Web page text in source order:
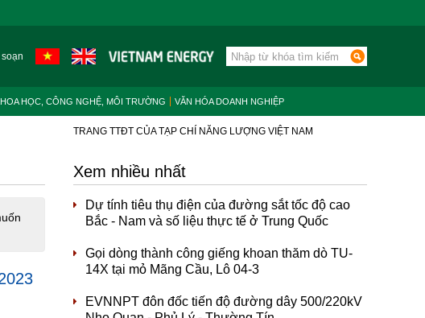
HỌC, CÔNG NGHỆ, MÔI TRƯỜNG VĂN HÓA DOANH NGHIỆP
TRANG TTĐT CỦA TẠP CHÍ NĂNG LƯỢNG VIỆT NAM
Xem nhiều nhất
Dự tính tiêu thụ điện của đường sắt tốc độ cao
Bắc - Nam và số liệu thực tế ở Trung Quốc
Gọi dòng thành công giếng khoan thăm dò TU-
14X tại mỏ Mãng Cầu, Lô 04-3
EVNNPT đôn đốc tiến độ đường dây 500/220kV